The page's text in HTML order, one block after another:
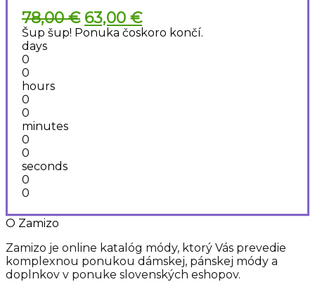
78,00€ Pôvodná
cena
bola:
63,00 €Aktuálna
cena
je:
Šup šup! Ponuka čoskoro končí.
days
0
0
hours
0
0
minutes
0
0
seconds
0
0
O Zamizo
Zamizo je online katalóg módy, ktorý Vás prevedie
komplexnou ponukou dámskej, pánskej módy a
doplnkov v ponuke slovenských eshopov.